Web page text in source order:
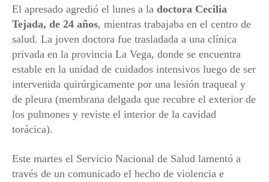
El apresado agredió el lunes a la doctora Cecilia
Tejada, de 24 años, mientras trabajaba en el centro de
salud. La joven doctora fue trasladada a una clínica
privada en la provincia La Vega, donde se encuentra
estable en la unidad de cuidados intensivos luego de ser
intervenida quirúrgicamente por una lesión traqueal y
de pleura (membrana delgada que recubre el exterior de
los pulmones y reviste el interior de la cavidad
torácica).
Este martes el Servicio Nacional de Salud lamentó a
través de un comunicado el hecho de violencia e